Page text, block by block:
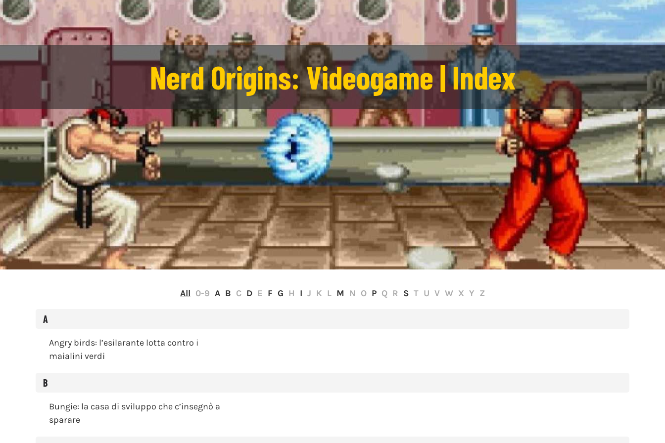
Nerd Origins: Videogame | Index
All 0-9 A B C D E F G H I J K L M N O P Q R S T U V W X Y Z
A
Angry birds: l’esilarante lotta contro i
maialini verdi
B
Bungie: la casa di sviluppo che c’insegnò a
sparare